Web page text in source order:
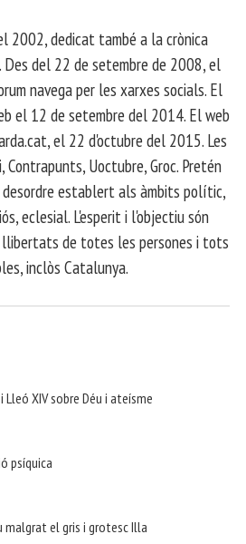
2002, dedicat també a la crònica
Des del 22 de setembre de 2008, el
navega per les xarxes socials. El
el 12 de setembre del 2014. El web
el 22 d'octubre del 2015. Les
Contrapunts, Uoctubre, Groc. Pretén
establert als àmbits polític,
eclesial. L'esperit i l'objectiu són
de totes les persones i tots
inclòs Catalunya.
XIV sobre Déu i ateísme
psíquica
malgrat el gris i grotesc Illa